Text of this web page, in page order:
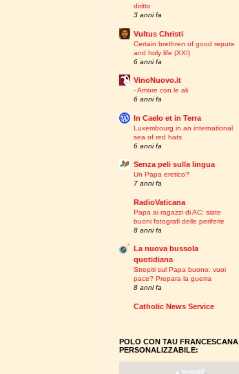
diritto
3 anni fa
Vultus Christi
Certain brethren of good repute
and holy life (XXI)
6 anni fa
VinoNuovo.it
- Amore con le ali
6 anni fa
In Caelo et in Terra
Luxembourg in an international
sea of red hats
6 anni fa
Senza peli sulla lingua
Un Papa eretico?
7 anni fa
RadioVaticana
Papa ai ragazzi di AC: siate
buoni fotografi delle periferie
8 anni fa
La nuova bussola
quotidiana
Strepiti sul Papa buono: vuoi
pace? Prepara la guerra
8 anni fa
Catholic News Service
POLO CON TAU FRANCESCANA
PERSONALIZZABILE: